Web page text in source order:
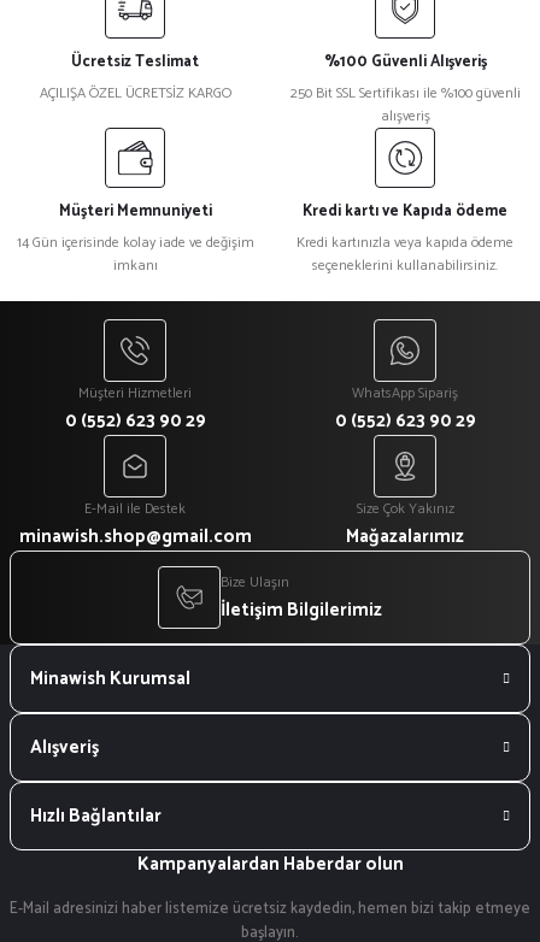
Ücretsiz Teslimat
AÇILIŞA ÖZEL ÜCRETSİZ KARGO
%100 Güvenli Alışveriş
250 Bit SSL Sertifikası ile %100 güvenli
alışveriş
Müşteri Memnuniyeti
14 Gün içerisinde kolay iade ve değişim
imkanı
Kredi kartı ve Kapıda ödeme
Kredi kartınızla veya kapıda ödeme
seçeneklerini kullanabilirsiniz.
Müşteri Hizmetleri
0 (552) 623 90 29
WhatsApp Sipariş
0 (552) 623 90 29
E-Mail ile Destek
minawish.shop@gmail.com
Size Çok Yakınız
Mağazalarımız
Bize Ulaşın
İletişim Bilgilerimiz
Minawish Kurumsal
Alışveriş
Hızlı Bağlantılar
Kampanyalardan Haberdar olun
E-Mail adresinizi haber listemize ücretsiz kaydedin, hemen bizi takip etmeye
başlayın.